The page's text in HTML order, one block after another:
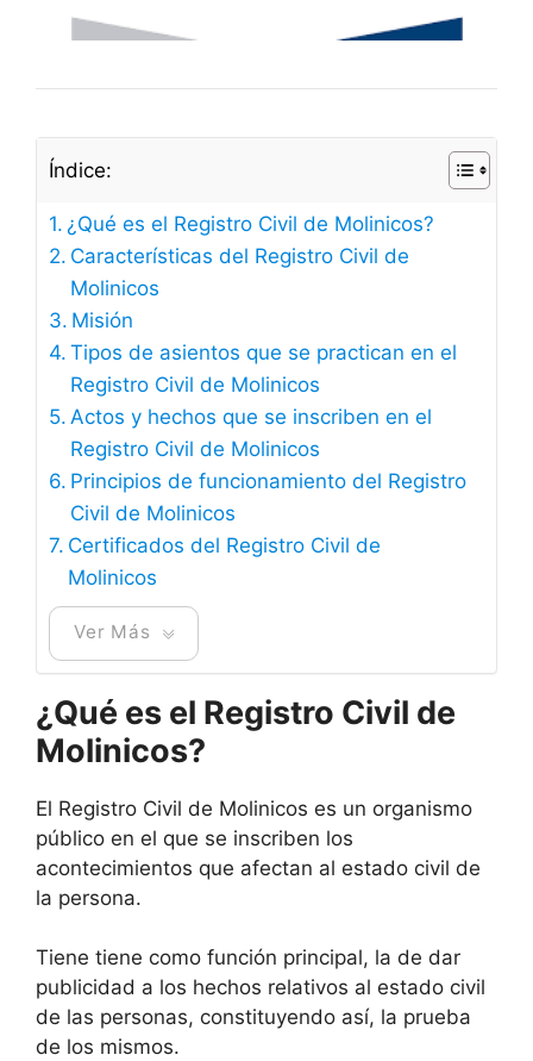
Índice:
¿Qué es el Registro Civil de Molinicos?
Características del Registro Civil de
Molinicos
Misión
Tipos de asientos que se practican en el
Registro Civil de Molinicos
Actos y hechos que se inscriben en el
Registro Civil de Molinicos
Principios de funcionamiento del Registro
Civil de Molinicos
Certificados del Registro Civil de
Molinicos
Ver Más
¿Qué es el Registro Civil de
Molinicos?
El Registro Civil de Molinicos es un organismo
público en el que se inscriben los
acontecimientos que afectan al estado civil de
la persona.
Tiene tiene como función principal, la de dar
publicidad a los hechos relativos al estado civil
de las personas, constituyendo así, la prueba
de los mismos.